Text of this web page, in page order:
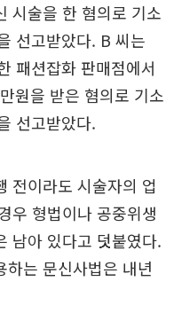
시술을 한 혐의로 기소
선고받았다. B 씨는
패션잡화 판매점에서
원을 받은 혐의로 기소
선고받았다.
전이라도 시술자의 업
우 형법이나 공중위생
남아 있다고 덧붙였다.
하는 문신사법은 내년